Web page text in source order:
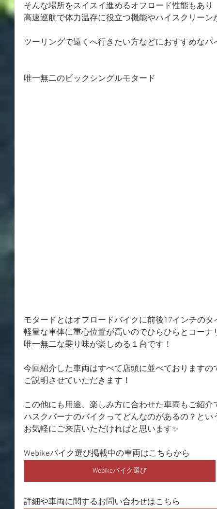
そんな場所をスイスイ進めるオフロード性能もあり
高速巡航で体力温存に役立つ機能やハイスクリーン
ツーリングで遠くへ行きたい方などにおすすめなバ
唯一無二のビックシングルモタード
モタードとはオフロードバイクに前後17インチの
軽量な車体に重心位置が高いのでひらひらとコーナ
唯一無二な乗り味が楽しめる１台です！
今回紹介した車両はすべて店頭に並べておりますの
ご説明させていただきます！
この他にも用途、楽しみ方に合わせた車両もご紹介
ハスクバーナのバイクってどんなのがあるの？とい
お気軽にご来店いただければと思います✨
Webikeバイク選び掲載中の車両はこちらから
Webikeバイク選び
詳細や車両に関するお問い合わせはこちら